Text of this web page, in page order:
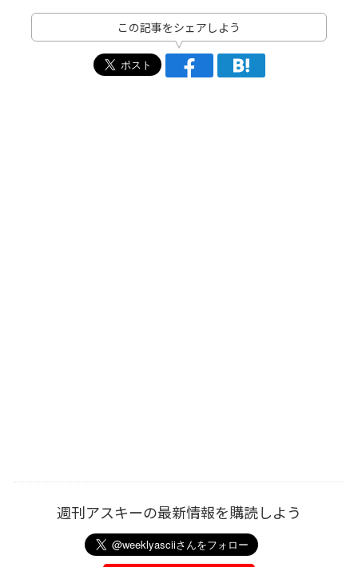
この記事をシェアしよう
週刊アスキーの最新情報を購読しよう